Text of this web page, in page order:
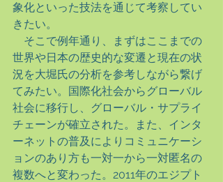
象化といった技法を通じて考察してい
きたい。
そこで例年通り、まずはここまでの
世界や日本の歴史的な変遷と現在の状
況を大堀氏の分析を参考しながら繋げ
てみたい。国際化社会からグローバル
社会に移行し、グローバル・サプライ
チェーンが確立された。また、インタ
ーネットの普及によりコミュニケーシ
ョンのあり方も一対一から一対匿名の
複数へと変わった。2011年のエジプト